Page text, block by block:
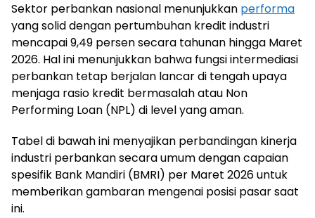
Sektor perbankan nasional menunjukkan performa
yang solid dengan pertumbuhan kredit industri
mencapai 9,49 persen secara tahunan hingga Maret
2026. Hal ini menunjukkan bahwa fungsi intermediasi
perbankan tetap berjalan lancar di tengah upaya
menjaga rasio kredit bermasalah atau Non
Performing Loan (NPL) di level yang aman.
Tabel di bawah ini menyajikan perbandingan kinerja
industri perbankan secara umum dengan capaian
spesifik Bank Mandiri (BMRI) per Maret 2026 untuk
memberikan gambaran mengenai posisi pasar saat
ini.